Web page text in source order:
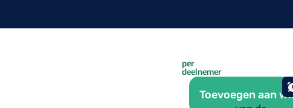
per
deelnemer
Toevoegen aan